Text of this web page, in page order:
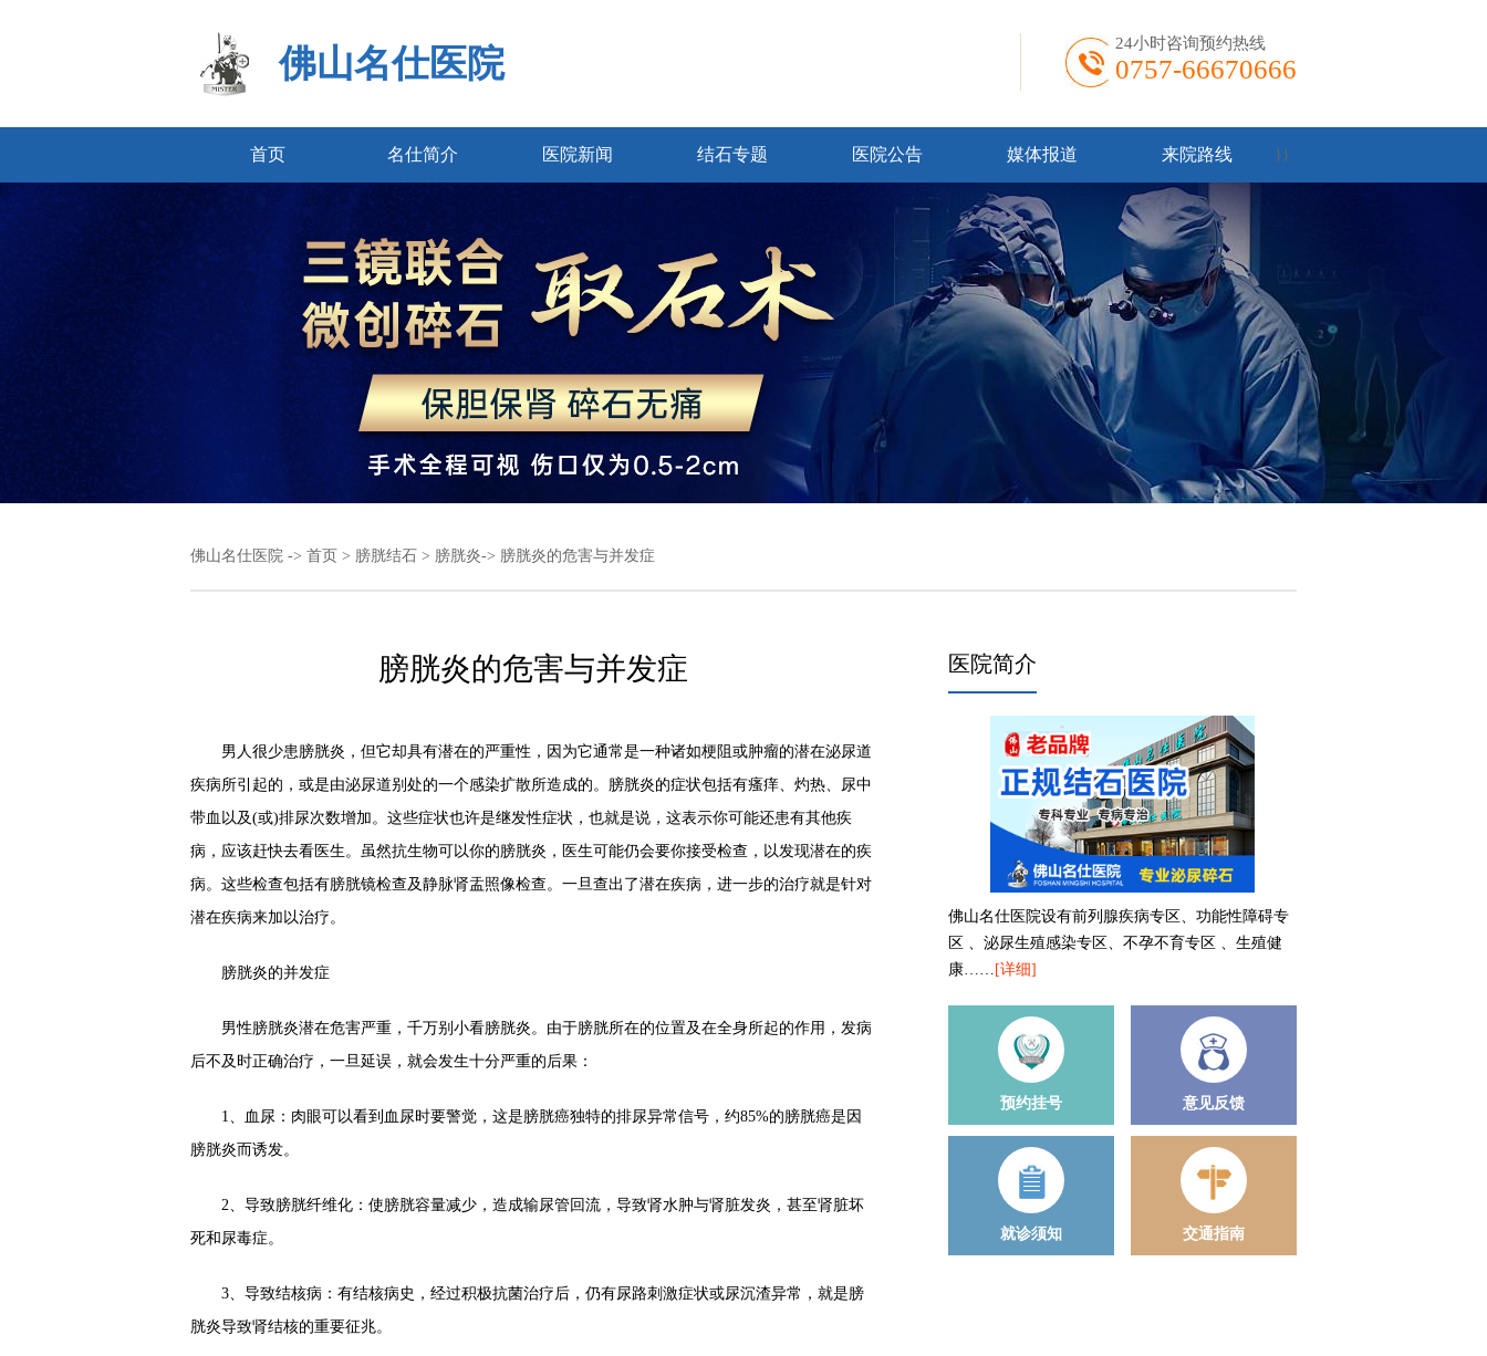
佛山名仕医院 24小时咨询预约热线
0757-66670666
首页 名仕简介 医院新闻 结石专题 }
医院公告 }
媒体报道 来院路线
佛山名仕医院 -> 首页 > 膀胱结石 > 膀胱炎-> 膀胱炎的危害与并发症
膀胱炎的危害与并发症
男人很少患膀胱炎，但它却具有潜在的严重性，因为它通常是一种诸如梗阻或肿瘤的潜在泌尿道
疾病所引起的，或是由泌尿道别处的一个感染扩散所造成的。膀胱炎的症状包括有瘙痒、灼热、尿中
带血以及(或)排尿次数增加。这些症状也许是继发性症状，也就是说，这表示你可能还患有其他疾
病，应该赶快去看医生。虽然抗生物可以你的膀胱炎，医生可能仍会要你接受检查，以发现潜在的疾
病。这些检查包括有膀胱镜检查及静脉肾盂照像检查。一旦查出了潜在疾病，进一步的治疗就是针对
潜在疾病来加以治疗。
膀胱炎的并发症
男性膀胱炎潜在危害严重，千万别小看膀胱炎。由于膀胱所在的位置及在全身所起的作用，发病
后不及时正确治疗，一旦延误，就会发生十分严重的后果：
1、血尿：肉眼可以看到血尿时要警觉，这是膀胱癌独特的排尿异常信号，约85%的膀胱癌是因
膀胱炎而诱发。
2、导致膀胱纤维化：使膀胱容量减少，造成输尿管回流，导致肾水肿与肾脏发炎，甚至肾脏坏
死和尿毒症。
3、导致结核病：有结核病史，经过积极抗菌治疗后，仍有尿路刺激症状或尿沉渣异常，就是膀
胱炎导致肾结核的重要征兆。
医院简介
佛山名仕医院设有前列腺疾病专区、功能性障碍专
区 、泌尿生殖感染专区、不孕不育专区 、生殖健
康…… [详细]
预约挂号 意见反馈
就诊须知 交通指南